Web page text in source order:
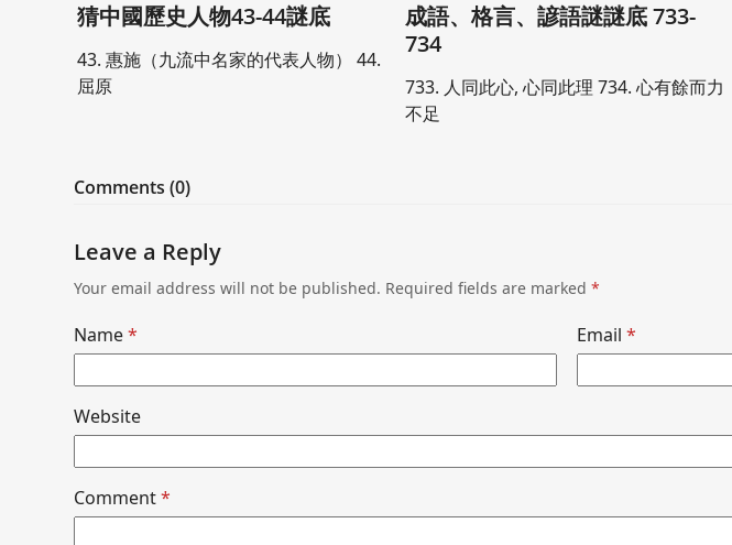
猜中國歷史人物43-44謎底
43. 惠施（九流中名家的代表人物） 44.
屈原
成語、格言、諺語謎謎底 733-
734
733. 人同此心, 心同此理 734. 心有餘而力
不足
Comments (0)
Leave a Reply
Your email address will not be published. Required fields are marked*
Name* Email *
Website
Comment*